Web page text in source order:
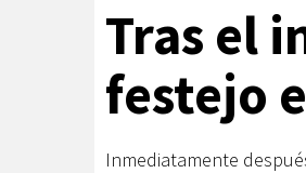
Tras el
festejo
Inmediatamente